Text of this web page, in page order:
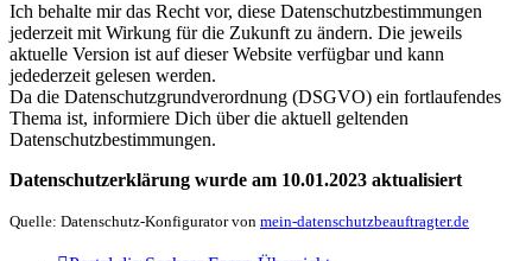
Ich behalte mir das Recht vor, diese Datenschutzbestimmungen
jederzeit mit Wirkung für die Zukunft zu ändern. Die jeweils
aktuelle Version ist auf dieser Website verfügbar und kann
jedederzeit gelesen werden.
Da die Datenschutzgrundverordnung (DSGVO) ein fortlaufendes
Thema ist, informiere Dich über die aktuell geltenden
Datenschutzbestimmungen.
Datenschutzerklärung wurde am 10.01.2023 aktualisiert
Quelle: Datenschutz-Konfigurator von mein-datenschutzbeauftragter.de